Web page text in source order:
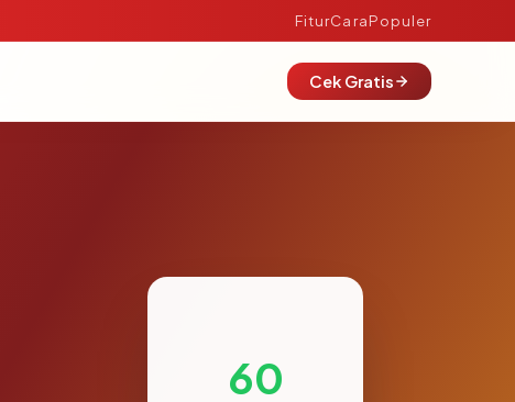
FiturCaraPopuler
Cek Gratis
60